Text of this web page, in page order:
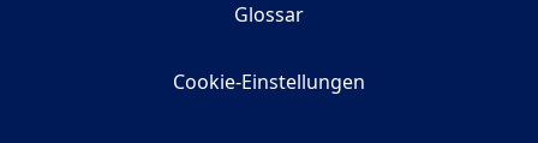
Glossar
Cookie-Einstellungen